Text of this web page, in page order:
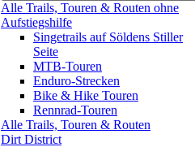
Alle Trails, Touren & Routen ohne
Aufstiegshilfe
Singetrails auf Söldens Stiller
Seite
MTB-Touren
Enduro-Strecken
Bike & Hike Touren
Rennrad-Touren
Alle Trails, Touren & Routen
Dirt District